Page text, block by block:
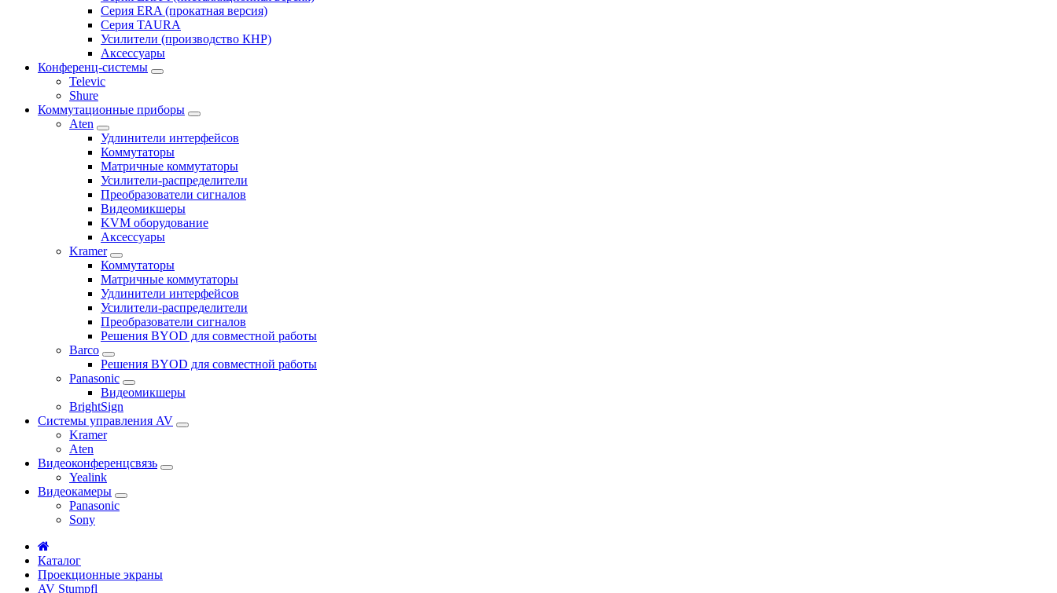
Серия ERA (прокатная версия)
Серия TAURA
Усилители (производство КНР)
Аксессуары
Конференц-системы
Televic
Shure
Коммутационные приборы
Aten
Удлинители интерфейсов
Коммутаторы
Матричные коммутаторы
Усилители-распределители
Преобразователи сигналов
Видеомикшеры
KVM оборудование
Аксессуары
Kramer
Коммутаторы
Матричные коммутаторы
Удлинители интерфейсов
Усилители-распределители
Преобразователи сигналов
Решения BYOD для совместной работы
Barco
Решения BYOD для совместной работы
Panasonic
Видеомикшеры
BrightSign
Системы управления AV
Kramer
Aten
Видеоконференцсвязь
Yealink
Видеокамеры
Panasonic
Sony
Каталог
Проекционные экраны
AV Stumpfl